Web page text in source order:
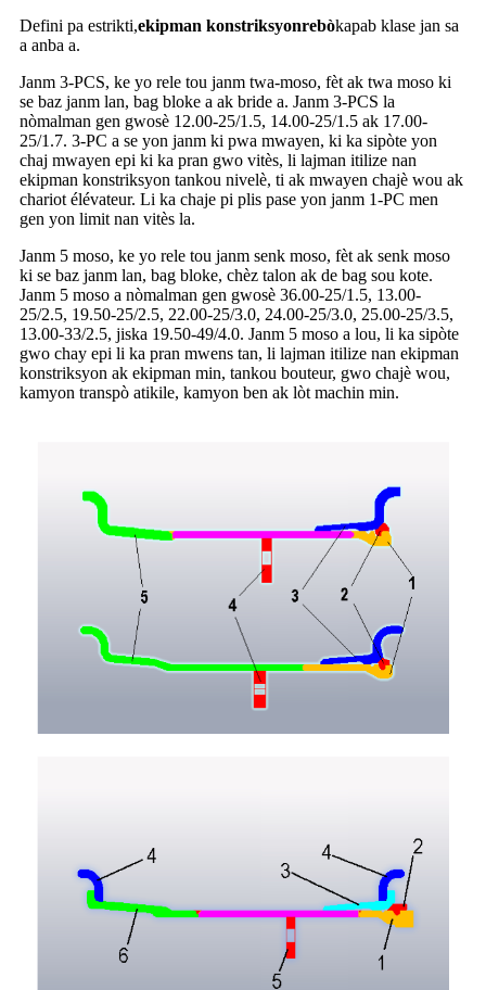
Defini pa estrikti,ekipman konstriksyonrebòkapab klase jan sa
a anba a.
Janm 3-PCS, ke yo rele tou janm twa-moso, fèt ak twa moso ki
se baz janm lan, bag bloke a ak bride a. Janm 3-PCS la
nòmalman gen gwosè 12.00-25/1.5, 14.00-25/1.5 ak 17.00-
25/1.7. 3-PC a se yon janm ki pwa mwayen, ki ka sipòte yon
chaj mwayen epi ki ka pran gwo vitès, li lajman itilize nan
ekipman konstriksyon tankou nivelè, ti ak mwayen chajè wou ak
chariot élévateur. Li ka chaje pi plis pase yon janm 1-PC men
gen yon limit nan vitès la.
Janm 5 moso, ke yo rele tou janm senk moso, fèt ak senk moso
ki se baz janm lan, bag bloke, chèz talon ak de bag sou kote.
Janm 5 moso a nòmalman gen gwosè 36.00-25/1.5, 13.00-
25/2.5, 19.50-25/2.5, 22.00-25/3.0, 24.00-25/3.0, 25.00-25/3.5,
13.00-33/2.5, jiska 19.50-49/4.0. Janm 5 moso a lou, li ka sipòte
gwo chay epi li ka pran mwens tan, li lajman itilize nan ekipman
konstriksyon ak ekipman min, tankou bouteur, gwo chajè wou,
kamyon transpò atikile, kamyon ben ak lòt machin min.